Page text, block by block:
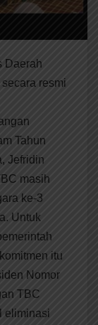
Daerah
resmi
Tahun
Jefridin
masih
ke-3
Untuk
itu
Nomor
TBC
eliminasi